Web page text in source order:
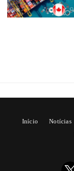
Início Notícias